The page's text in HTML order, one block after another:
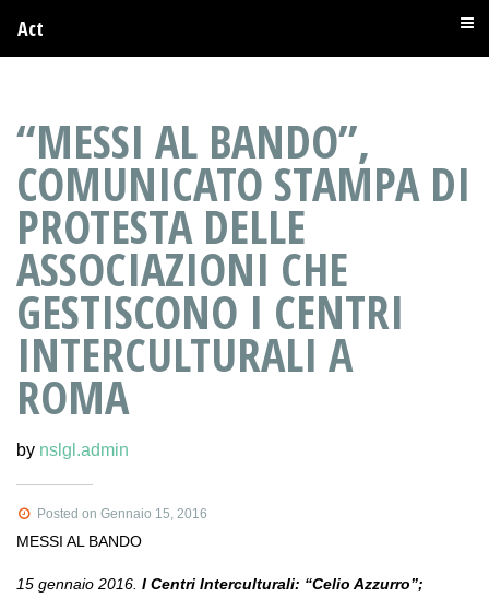
Act
“MESSI AL BANDO”,
COMUNICATO STAMPA DI
PROTESTA DELLE
ASSOCIAZIONI CHE
GESTISCONO I CENTRI
INTERCULTURALI A
ROMA
by nslgl.admin
Posted on Gennaio 15, 2016
MESSI AL BANDO
15 gennaio 2016. I Centri Interculturali: “Celio Azzurro”;